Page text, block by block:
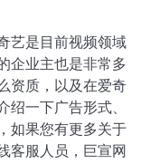
艺是目前视频领域
企业主也是非常多
资质，以及在爱奇
绍一下广告形式、
如果您有更多关于
客服人员，巨宣网